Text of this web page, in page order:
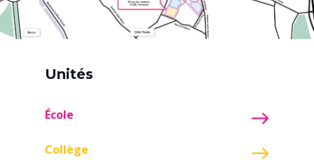
Unités
École
Collège